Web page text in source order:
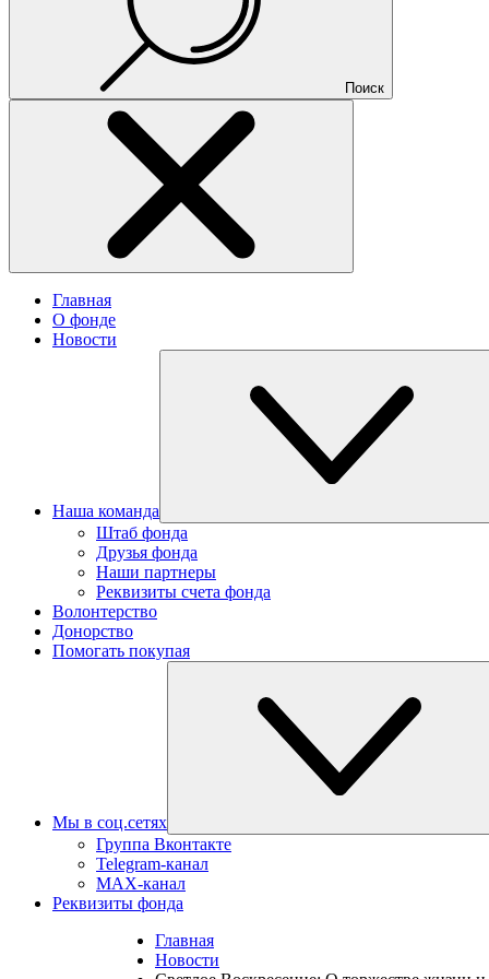
Поиск
Главная
О фонде
Новости
Наша команда
Штаб фонда
Друзья фонда
Наши партнеры
Реквизиты счета фонда
Волонтерство
Донорство
Помогать покупая
Мы в соц.сетях
Группа Вконтакте
Telegram-канал
MAX-канал
Реквизиты фонда
Главная
Новости